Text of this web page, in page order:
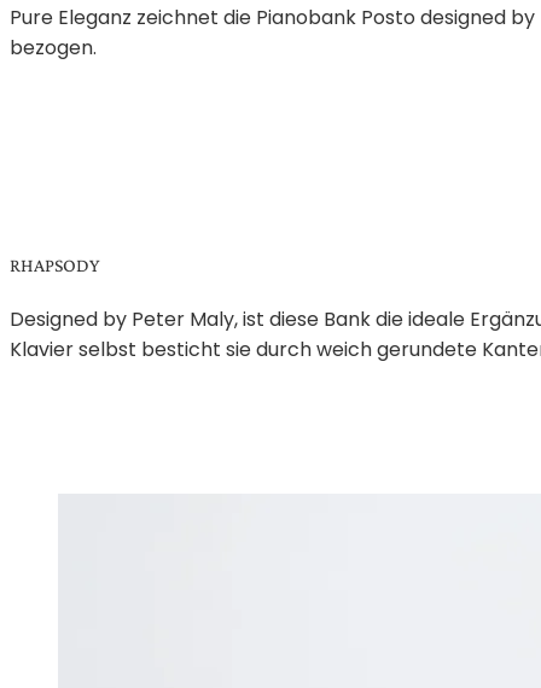
Pure Eleganz zeichnet die Pianobank Posto designed
bezogen.
RHAPSODY
Designed by Peter Maly, ist diese Bank die ideale
Klavier selbst besticht sie durch weich gerundete